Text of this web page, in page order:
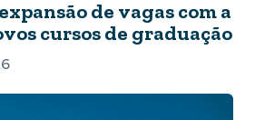
de vagas com a
cursos de graduação